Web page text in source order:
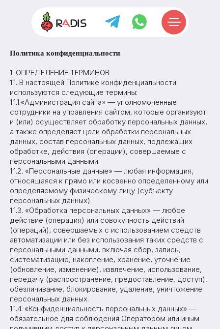
Политика конфиденциальности
1. ОПРЕДЕЛЕНИЕ ТЕРМИНОВ
1.1. В настоящей Политике конфиденциальности
используются следующие термины:
1.1.1.«Администрация сайта» — уполномоченные
сотрудники на управления сайтом, которые организуют
и (или) осуществляет обработку персональных данных,
а также определяет цели обработки персональных
данных, состав персональных данных, подлежащих
обработке, действия (операции), совершаемые с
персональными данными.
1.1.2. «Персональные данные» — любая информация,
относящаяся к прямо или косвенно определенному или
определяемому физическому лицу (субъекту
персональных данных).
1.1.3. «Обработка персональных данных» — любое
действие (операция) или совокупность действий
(операций), совершаемых с использованием средств
автоматизации или без использования таких средств с
персональными данными, включая сбор, запись,
систематизацию, накопление, хранение, уточнение
(обновление, изменение), извлечение, использование,
передачу (распространение, предоставление, доступ),
обезличивание, блокирование, удаление, уничтожение
персональных данных.
1.1.4. «Конфиденциальность персональных данных» —
обязательное для соблюдения Оператором или иным